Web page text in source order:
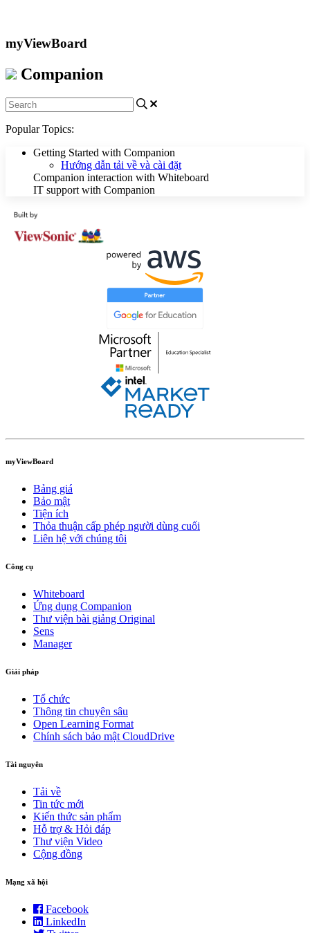
myViewBoard
Companion
Popular Topics:
Getting Started with Companion
Hướng dẫn tải về và cài đặt
Companion interaction with Whiteboard
IT support with Companion
myViewBoard
Bảng giá
Bảo mật
Tiện ích
Thỏa thuận cấp phép người dùng cuối
Liên hệ với chúng tôi
Công cụ
Whiteboard
Ứng dụng Companion
Thư viện bài giảng Original
Sens
Manager
Giải pháp
Tổ chức
Thông tin chuyên sâu
Open Learning Format
Chính sách bảo mật CloudDrive
Tài nguyên
Tải về
Tin tức mới
Kiến thức sản phẩm
Hỗ trợ & Hỏi đáp
Thư viện Video
Cộng đồng
Mạng xã hội
Facebook
LinkedIn